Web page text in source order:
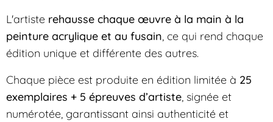
L'artiste rehausse chaque œuvre à la main à la
peinture acrylique et au fusain, ce qui rend chaque
édition unique et différente des autres.
Chaque pièce est produite en édition limitée à 25
exemplaires + 5 épreuves d’artiste, signée et
numérotée, garantissant ainsi authenticité et